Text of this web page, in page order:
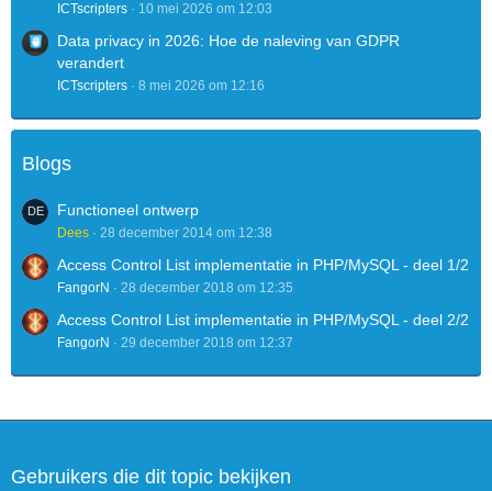
ICTscripters 10 mei 2026 om 12:03
Data privacy in 2026: Hoe de naleving van GDPR
verandert
ICTscripters 8 mei 2026 om 12:16
Blogs
Functioneel ontwerp
Dees 28 december 2014 om 12:38
Access Control List implementatie in PHP/MySQL - deel 1/2
FangorN 28 december 2018 om 12:35
Access Control List implementatie in PHP/MySQL - deel 2/2
FangorN 29 december 2018 om 12:37
Gebruikers die dit topic bekijken